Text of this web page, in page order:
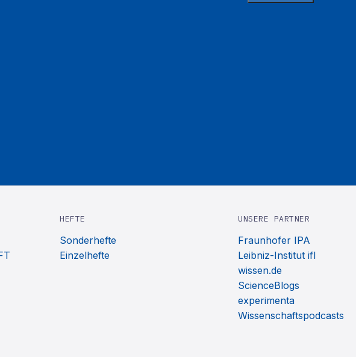
HEFTE
Sonderhefte
Einzelhefte
UNSERE PARTNER
Fraunhofer IPA
Leibniz-Institut ifl
wissen.de
ScienceBlogs
experimenta
Wissenschaftspodcasts